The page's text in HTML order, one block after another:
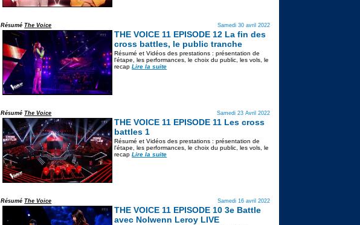
RésuméThe Voice Samedi 30 avril 2022
THE VOICE 11 EPISODE 12 La fin des
cross battles, le public tranche
Résumé et Vidéos des prestations : présentation de
l'étape, les performances, le choix du public, les vols, le
recapLire la suite
RésuméThe Voice Samedi 23 Avril 2022
THE VOICE 11 EPISODE 11 Les cross
battles 1
Résumé et Vidéos des prestations : présentation de
l'étape, les performances, le choix du public, les vols, le
recapLire la suite
RésuméThe Voice Samedi 16 avril 2022
THE VOICE 11 EPISODE 10 3e Battle
avec Nolwenn Leroy LIVE